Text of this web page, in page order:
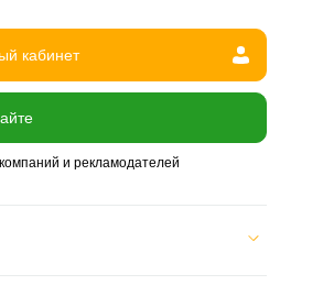
кабинет
и рекламодателей